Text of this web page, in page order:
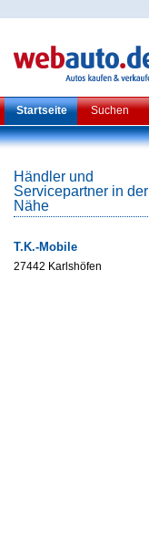
Startseite Suchen
Händler und
Servicepartner in der
Nähe
T.K.-Mobile
27442 Karlshöfen